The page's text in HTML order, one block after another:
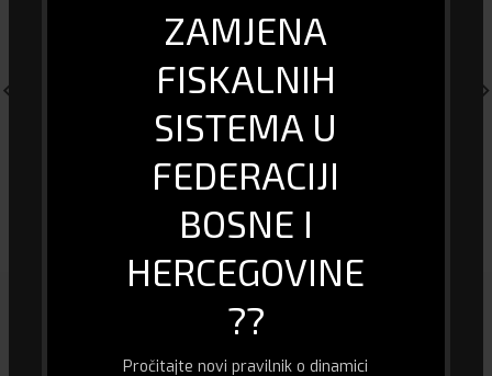
ZAMJENA
FISKALNIH
SISTEMA U
FEDERACIJI
BOSNE I
HERCEGOVINE
??
Pročitajte novi pravilnik o dinamici
Aluminijski stativ za kameru
ACME HD sports – action